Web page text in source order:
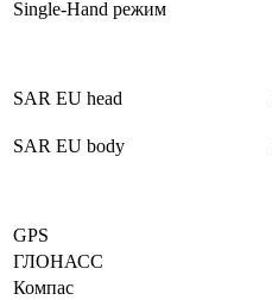
Single-Hand режим
SAR EU head
SAR EU body
GPS
ГЛОНАСС
Компас